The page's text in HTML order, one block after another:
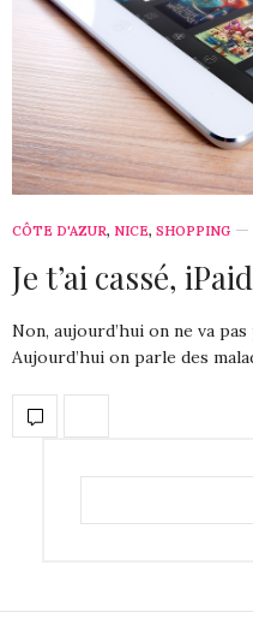
CÔTE D'AZUR, NICE, SHOPPING
Je t’ai cassé,
Non, aujourd’hui on ne va
Aujourd’hui on parle des